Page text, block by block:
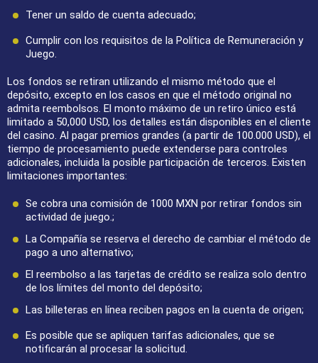
Tener un saldo de cuenta adecuado;
Cumplir con los requisitos de la Política de Remuneración y
Juego.
Los fondos se retiran utilizando el mismo método que el
depósito, excepto en los casos en que el método original no
admita reembolsos. El monto máximo de un retiro único está
limitado a 50,000 USD, los detalles están disponibles en el cliente
del casino. Al pagar premios grandes (a partir de 100.000 USD), el
tiempo de procesamiento puede extenderse para controles
adicionales, incluida la posible participación de terceros. Existen
limitaciones importantes:
Se cobra una comisión de 1000 MXN por retirar fondos sin
actividad de juego.;
La Compañía se reserva el derecho de cambiar el método de
pago a uno alternativo;
El reembolso a las tarjetas de crédito se realiza solo dentro
de los límites del monto del depósito;
Las billeteras en línea reciben pagos en la cuenta de origen;
Es posible que se apliquen tarifas adicionales, que se
notificarán al procesar la solicitud.